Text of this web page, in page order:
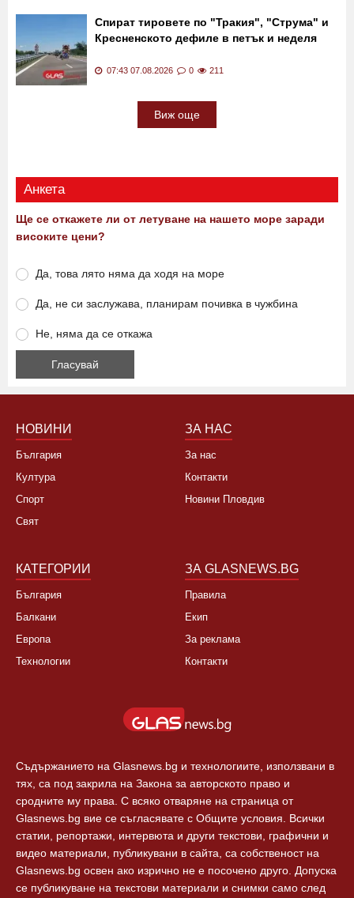
Спират тировете по "Тракия", "Струма" и
Кресненското дефиле в петък и неделя
07:43 07.08.2026 0 211
Виж още
Анкета
Ще се откажете ли от летуване на нашето море заради
високите цени?
Да, това лято няма да ходя на море
Да, не си заслужава, планирам почивка в чужбина
Не, няма да се откажа
НОВИНИ
България
Култура
Спорт
Свят
ЗА НАС
За нас
Контакти
Новини Пловдив
КАТЕГОРИИ
България
Балкани
Европа
Технологии
ЗА GLASNEWS.BG
Правила
Екип
За реклама
Контакти
Съдържанието на Glasnews.bg и технологиите, използвани в
тях, са под закрила на Закона за авторското право и
сродните му права. С всяко отваряне на страница от
Glasnews.bg вие се съгласявате с Общите условия. Всички
статии, репортажи, интервюта и други текстови, графични и
видео материали, публикувани в сайта, са собственост на
Glasnews.bg освен ако изрично не е посочено друго. Допуска
се публикуване на текстови материали и снимки само след